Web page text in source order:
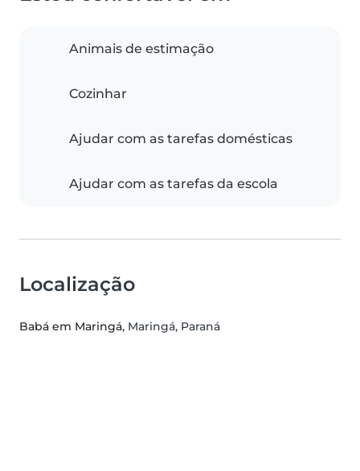
Animais de estimação
Cozinhar
Ajudar com as tarefas domésticas
Ajudar com as tarefas da escola
Localização
Babá em Maringá, Maringá, Paraná